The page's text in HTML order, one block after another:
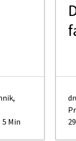
,
5 Min